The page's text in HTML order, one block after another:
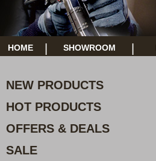
HOME SHOWROOM
NEW PRODUCTS
HOT PRODUCTS
OFFERS & DEALS
SALE